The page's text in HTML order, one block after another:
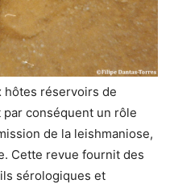
hôtes réservoirs de
conséquent un rôle
de la leishmaniose,
Cette revue fournit des
sérologiques et